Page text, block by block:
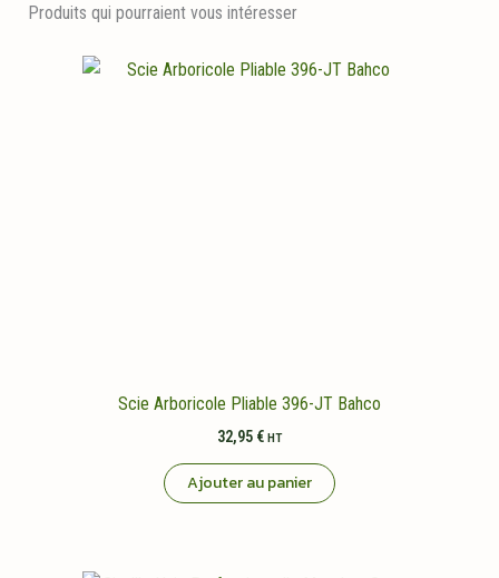
Produits qui pourraient vous intéresser
Scie Arboricole Pliable 396-JT Bahco
32,95 € HT
Ajouter au panier